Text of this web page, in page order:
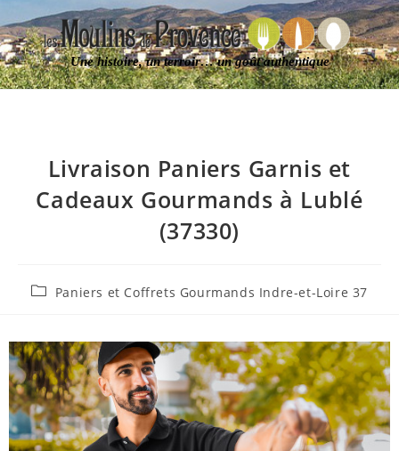
Une histoire, un terroir… un goût authentique
Livraison Paniers Garnis et
Cadeaux Gourmands à Lublé
(37330)
Paniers et Coffrets Gourmands Indre-et-Loire 37